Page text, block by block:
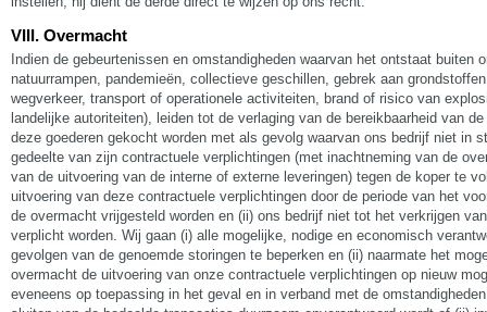
VIII. Overmacht
Indien de gebeurtenissen en omstandigheden waarvan het ontstaat buiten
natuurrampen, pandemieën, collectieve geschillen, gebrek aan
wegverkeer, transport of operationele activiteiten, brand of risico van
landelijke autoriteiten), leiden tot de verlaging van de bereikbaarheid van
deze goederen gekocht worden met als gevolg waarvan ons bedrijf niet in
gedeelte van zijn contractuele verplichtingen (met inachtneming van de
van de uitvoering van de interne of externe leveringen) tegen de koper te
uitvoering van deze contractuele verplichtingen door de periode van het
de overmacht vrijgesteld worden en (ii) ons bedrijf niet tot het verkrijgen
verplicht worden. Wij gaan (i) alle mogelijke, nodige en economisch
gevolgen van de genoemde storingen te beperken en (ii) naarmate het
overmacht de uitvoering van onze contractuele verplichtingen op nieuw
eveneens op toepassing in het geval en in verband met de